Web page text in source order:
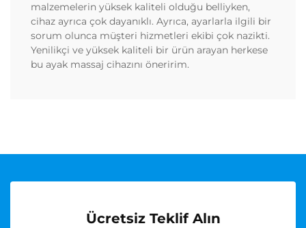
malzemelerin yüksek kaliteli olduğu belliyken,
cihaz ayrıca çok dayanıklı. Ayrıca, ayarlarla ilgili bir
sorum olunca müşteri hizmetleri ekibi çok nazikti.
Yenilikçi ve yüksek kaliteli bir ürün arayan herkese
bu ayak massaj cihazını öneririm.
Ücretsiz Teklif Alın